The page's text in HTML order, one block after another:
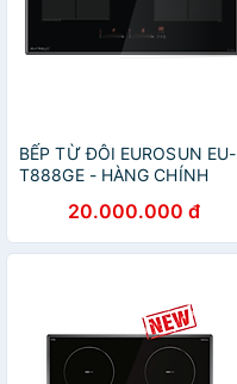
BẾP TỪ ĐÔI EUROSUN EU-
T888GE - HÀNG CHÍNH
20.000.000 đ